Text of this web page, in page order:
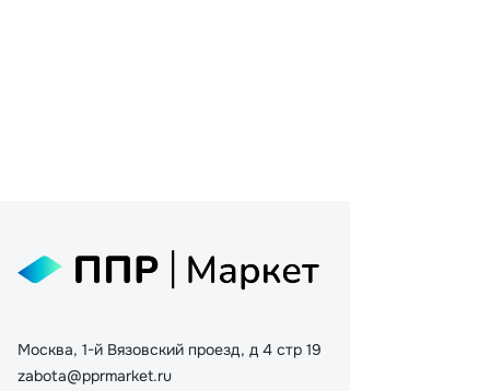
Москва, 1-й Вязовский проезд, д 4 стр 19
zabota@pprmarket.ru